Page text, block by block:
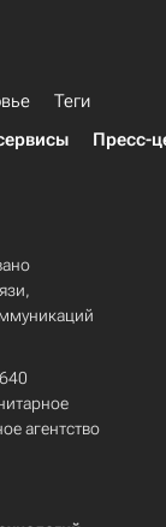
Теги
Пресс-
агентство